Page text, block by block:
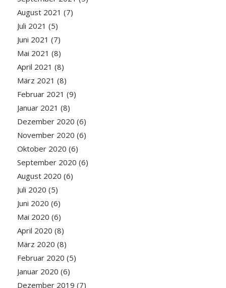
August 2021 (7)
Juli 2021 (5)
Juni 2021 (7)
Mai 2021 (8)
April 2021 (8)
März 2021 (8)
Februar 2021 (9)
Januar 2021 (8)
Dezember 2020 (6)
November 2020 (6)
Oktober 2020 (6)
September 2020 (6)
August 2020 (6)
Juli 2020 (5)
Juni 2020 (6)
Mai 2020 (6)
April 2020 (8)
März 2020 (8)
Februar 2020 (5)
Januar 2020 (6)
Dezember 2019 (7)